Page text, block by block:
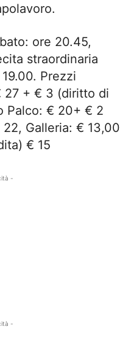
ore 20.45,
straordinaria
Prezzi
27 + € 3 (diritto di
Palco: € 20+ € 2
Galleria: € 13,00
€ 15
-
-